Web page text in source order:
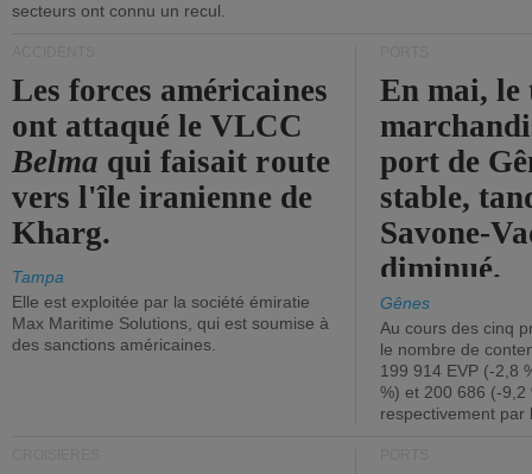
secteurs ont connu un recul.
Les forces américaines
ont attaqué le VLCC
Belma qui faisait route
vers l'île iranienne de
Kharg.
Tampa
Elle est exploitée par la société émiratie
Max Maritime Solutions, qui est soumise à
des sanctions américaines.
En mai, le
port de
stable,
Savone-
diminué.
Gênes
Au cours des cinq
le nombre de
199 914 EVP (-2,8
%) et 200 686 (-9,2
respectivement par